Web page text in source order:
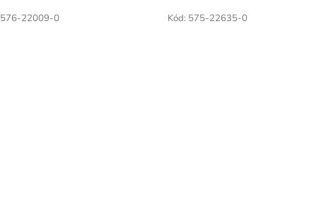
576-22009-0 Kód: 575-22635-0